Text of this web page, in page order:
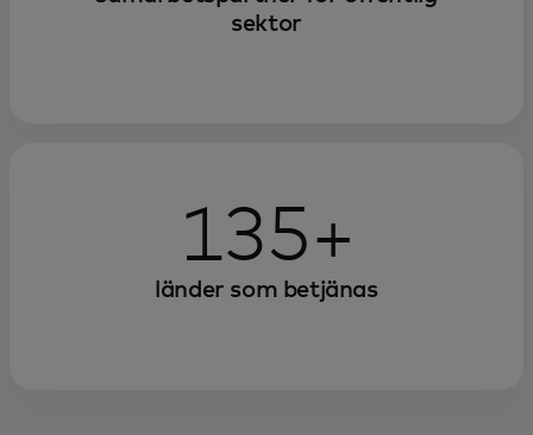
proprietära datainsikter kan göra
myndigheter mer effektiva.
sektor
135+
länder som betjänas